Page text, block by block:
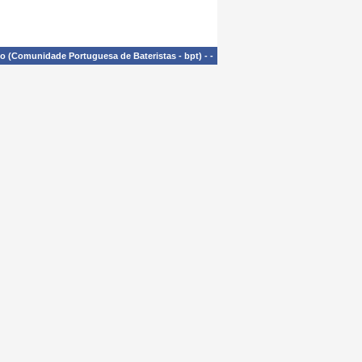
(Comunidade Portuguesa de Bateristas - bpt) - -